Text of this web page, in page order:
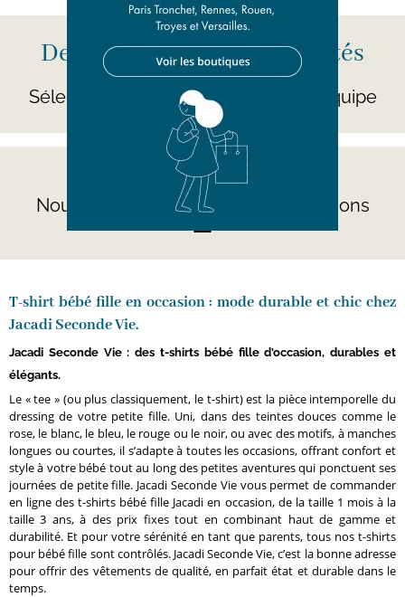
Des centaines de nouveautés
par jour
Sélectionnées avec soin par notre équipe
Besoin d'aide ?
Nous répondons à toutes vos questions
T-shirt bébé fille en occasion : mode durable et chic chez
Jacadi Seconde Vie.
Jacadi Seconde Vie : des t-shirts bébé fille d'occasion, durables et
élégants.
Le « tee » (ou plus classiquement, le t-shirt) est la pièce intemporelle du
dressing de votre petite fille. Uni, dans des teintes douces comme le
rose, le blanc, le bleu, le rouge ou le noir, ou avec des motifs, à manches
longues ou courtes, il s’adapte à toutes les occasions, offrant confort et
style à votre bébé tout au long des petites aventures qui ponctuent ses
journées de petite fille. Jacadi Seconde Vie vous permet de commander
en ligne des t-shirts bébé fille Jacadi en occasion, de la taille 1 mois à la
taille 3 ans, à des prix fixes tout en combinant haut de gamme et
durabilité. Et pour votre sérénité en tant que parents, tous nos t-shirts
pour bébé fille sont contrôlés. Jacadi Seconde Vie, c’est la bonne adresse
pour offrir des vêtements de qualité, en parfait état et durable dans le
temps.